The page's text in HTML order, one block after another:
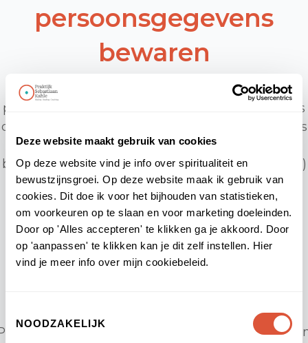
Deze website maakt gebruik van cookies
Op deze website vind je info over spiritualiteit en
bewustzijnsgroei. Op deze website maak ik gebruik van
cookies. Dit doe ik voor het bijhouden van statistieken,
om voorkeuren op te slaan en voor marketing doeleinden.
Door op 'Alles accepteren' te klikken ga je akkoord. Door
op 'aanpassen' te klikken kan je dit zelf instellen. Hier
vind je meer info over mijn cookiebeleid.
NOODZAKELIJK
persoonsgegevens
bewaren
Praktijk Sebastiaan Kahle bewaart je
persoonsgegevens niet langer dan strikt nodig is
om de doelen te realiseren waarvoor je gegevens
worden verzameld. Wij hanteren de volgende
bewaartermijnen voor de volgende (categorieën)
van persoonsgegevens: 90 dagen.
Delen van
persoonsgegevens met
Sebastiaan Kahle verstrekt uitsluitend